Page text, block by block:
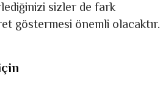
sizler de fark
göstermesi önemli olacaktır.